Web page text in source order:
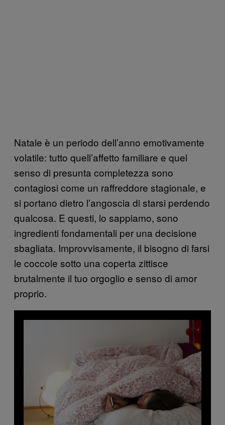
Natale è un periodo dell’anno emotivamente
volatile: tutto quell’affetto familiare e quel
senso di presunta completezza sono
contagiosi come un raffreddore stagionale, e
si portano dietro l’angoscia di starsi perdendo
qualcosa. E questi, lo sappiamo, sono
ingredienti fondamentali per una decisione
sbagliata. Improvvisamente, il bisogno di farsi
le coccole sotto una coperta zittisce
brutalmente il tuo orgoglio e senso di amor
proprio.